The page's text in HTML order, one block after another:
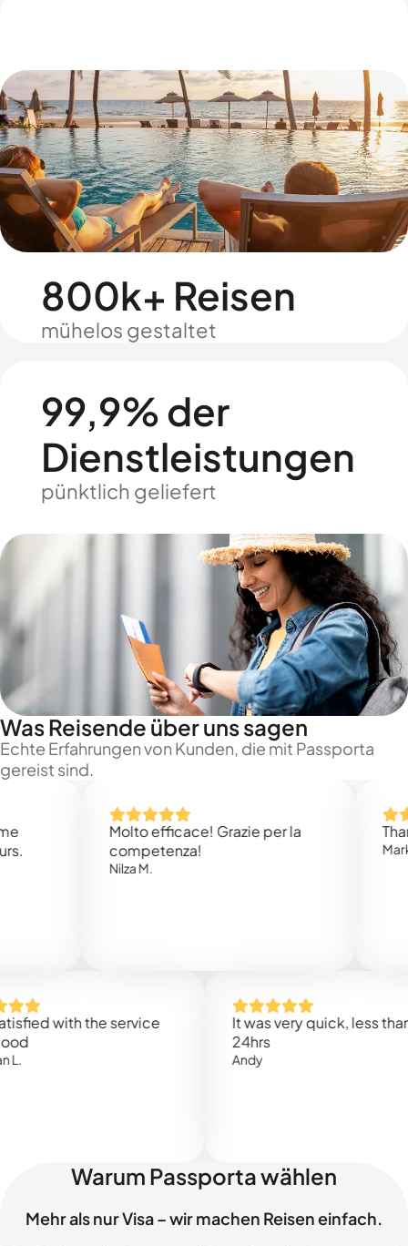
800k+ Reisen
mühelos gestaltet
99,9% der
Dienstleistungen
pünktlich geliefert
Was Reisende über uns sagen
Echte Erfahrungen von Kunden, die mit Passporta
gereist sind.
Molto efficace! Grazie per la
competenza!
Nilza M.
Thank
Mark N.
with the service
It was very quick, less than
Warum Passporta wählen
Mehr als nur Visa – wir machen Reisen einfach.